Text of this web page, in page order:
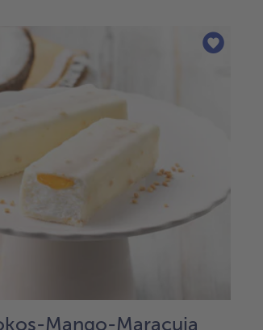
Mango-Maracuja